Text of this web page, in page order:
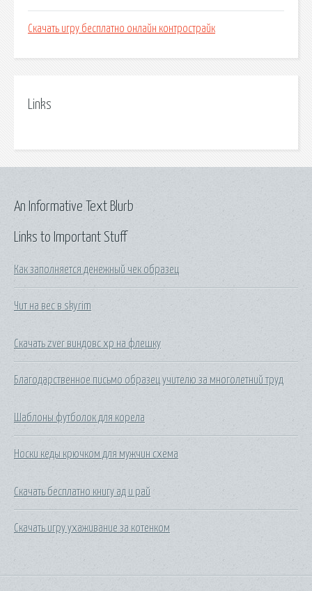
Скачать игру бесплатно онлайн контрострайк
Links
Links to Important Stuff
Как заполняется денежный чек образец
Чит на вес в skyrim
Скачать zver виндовс хр на флешку
Благодарственное письмо образец учителю за многолетний труд
Шаблоны футболок для корела
Носки кеды крючком для мужчин схема
Скачать бесплатно книгу ад и рай
Скачать игру ухаживание за котенком
An Informative Text Blurb